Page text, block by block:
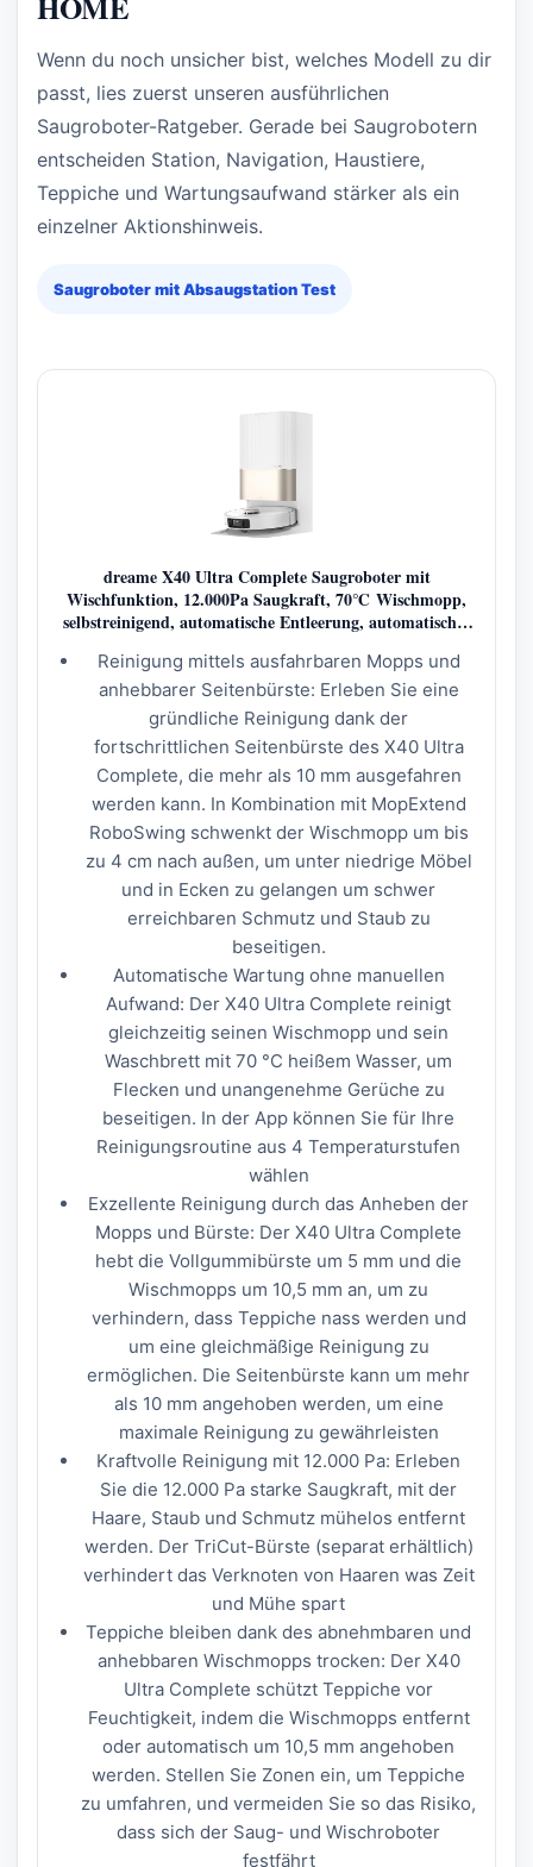
Wenn du noch unsicher bist, welches Modell zu dir
passt, lies zuerst unseren ausführlichen
Saugroboter-Ratgeber. Gerade bei Saugrobotern
entscheiden Station, Navigation, Haustiere,
Teppiche und Wartungsaufwand stärker als ein
einzelner Aktionshinweis.
Saugroboter mit Absaugstation Test
dreame X40 Ultra Complete Saugroboter mit
Wischfunktion, 12.000Pa Saugkraft, 70℃ Wischmopp,
selbstreinigend, automatische Entleerung, automatisches
Reinigung mittels ausfahrbaren Mopps und
anhebbarer Seitenbürste: Erleben Sie eine
gründliche Reinigung dank der
fortschrittlichen Seitenbürste des X40 Ultra
Complete, die mehr als 10 mm ausgefahren
werden kann. In Kombination mit MopExtend
RoboSwing schwenkt der Wischmopp um bis
zu 4 cm nach außen, um unter niedrige Möbel
und in Ecken zu gelangen um schwer
erreichbaren Schmutz und Staub zu
beseitigen.
Automatische Wartung ohne manuellen
Aufwand: Der X40 Ultra Complete reinigt
gleichzeitig seinen Wischmopp und sein
Waschbrett mit 70 °C heißem Wasser, um
Flecken und unangenehme Gerüche zu
beseitigen. In der App können Sie für Ihre
Reinigungsroutine aus 4 Temperaturstufen
wählen
Exzellente Reinigung durch das Anheben der
Mopps und Bürste: Der X40 Ultra Complete
hebt die Vollgummibürste um 5 mm und die
Wischmopps um 10,5 mm an, um zu
verhindern, dass Teppiche nass werden und
um eine gleichmäßige Reinigung zu
ermöglichen. Die Seitenbürste kann um mehr
als 10 mm angehoben werden, um eine
maximale Reinigung zu gewährleisten
Kraftvolle Reinigung mit 12.000 Pa: Erleben
Sie die 12.000 Pa starke Saugkraft, mit der
Haare, Staub und Schmutz mühelos entfernt
werden. Der TriCut-Bürste (separat erhältlich)
verhindert das Verknoten von Haaren was Zeit
und Mühe spart
Teppiche bleiben dank des abnehmbaren und
anhebbaren Wischmopps trocken: Der X40
Ultra Complete schützt Teppiche vor
Feuchtigkeit, indem die Wischmopps entfernt
oder automatisch um 10,5 mm angehoben
werden. Stellen Sie Zonen ein, um Teppiche
zu umfahren, und vermeiden Sie so das Risiko,
dass sich der Saug- und Wischroboter
festfährt